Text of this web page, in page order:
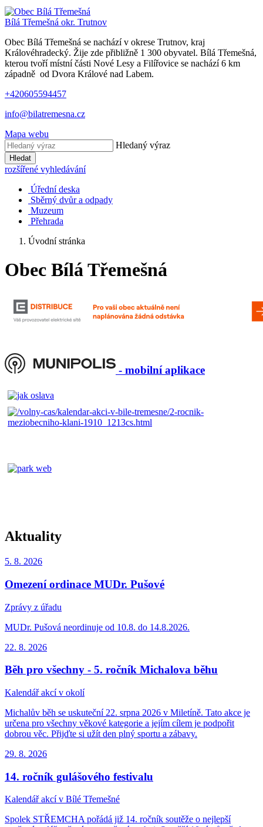
Bílá Třemešná okr. Trutnov
Obec Bílá Třemešná se nachází v okrese Trutnov, kraj
Královéhradecký. Žije zde přibližně 1 300 obyvatel. Bílá Třemešná,
kterou tvoří místní části Nové Lesy a Filířovice se nachází 6 km
západně od Dvora Králové nad Labem.
+420605594457
info@bilatremesna.cz
Mapa webu
Hledaný výraz
Hledat
rozšířené vyhledávání
Úřední deska
Sběrný dvůr a odpady
Muzeum
Přehrada
Úvodní stránka
Obec Bílá Třemešná
- mobilní aplikace
Aktuality
5. 8. 2026
Omezení ordinace MUDr. Pušové
Zprávy z úřadu
MUDr. Pušová neordinuje od 10.8. do 14.8.2026.
22. 8. 2026
Běh pro všechny - 5. ročník Michalova běhu
Kalendář akcí v okolí
Michalův běh se uskuteční 22. srpna 2026 v Miletíně. Tato akce je
určena pro všechny věkové kategorie a jejím cílem je podpořit
dobrou věc. Přijďte si užít den plný sportu a zábavy.
29. 8. 2026
14. ročník gulášového festivalu
Kalendář akcí v Bílé Třemešné
Spolek STŘEMCHA pořádá již 14. ročník soutěže o nejlepší